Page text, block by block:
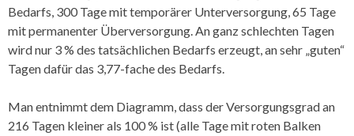
Bedarfs, 300 Tage mit temporärer Unterversorgung, 65 Tage
mit permanenter Überversorgung. An ganz schlechten Tagen
wird nur 3 % des tatsächlichen Bedarfs erzeugt, an sehr „guten“
Tagen dafür das 3,77-fache des Bedarfs.
Man entnimmt dem Diagramm, dass der Versorgungsgrad an
216 Tagen kleiner als 100 % ist (alle Tage mit roten Balken